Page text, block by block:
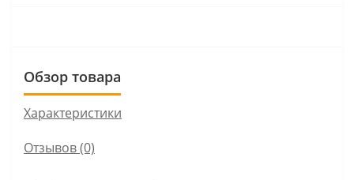
Обзор товара
Характеристики
Отзывов (0)